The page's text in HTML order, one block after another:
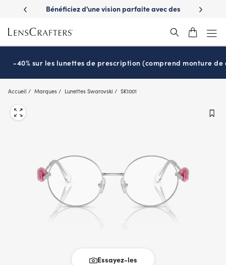
main
content
avantages
Bénéficiez d'une vision parfaite avec des
Prêt pour
-40% sur les lunettes de prescription (comprend monture de
Accueil Marques Lunettes Swarovski SK1001
Essayez-les